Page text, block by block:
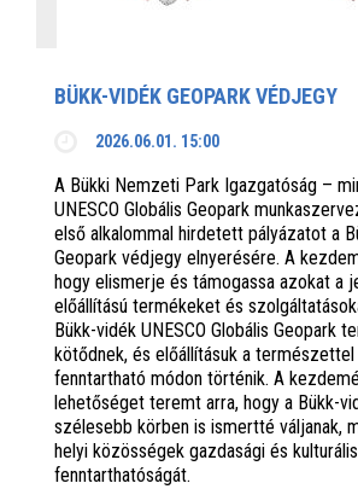
BÜKK-VIDÉK GEOPARK VÉDJEGY
2026.06.01. 15:00
A Bükki Nemzeti Park Igazgatóság –
UNESCO Globális Geopark
első alkalommal hirdetett pályázatot a
Geopark védjegy elnyerésére. A
hogy elismerje és támogassa azokat a
előállítású termékeket és
Bükk-vidék UNESCO Globális Geopark
kötődnek, és előállításuk a természettel
fenntartható módon történik. A
lehetőséget teremt arra, hogy a Bükk-
szélesebb körben is ismertté váljanak,
helyi közösségek gazdasági és kulturális
fenntarthatóságát.